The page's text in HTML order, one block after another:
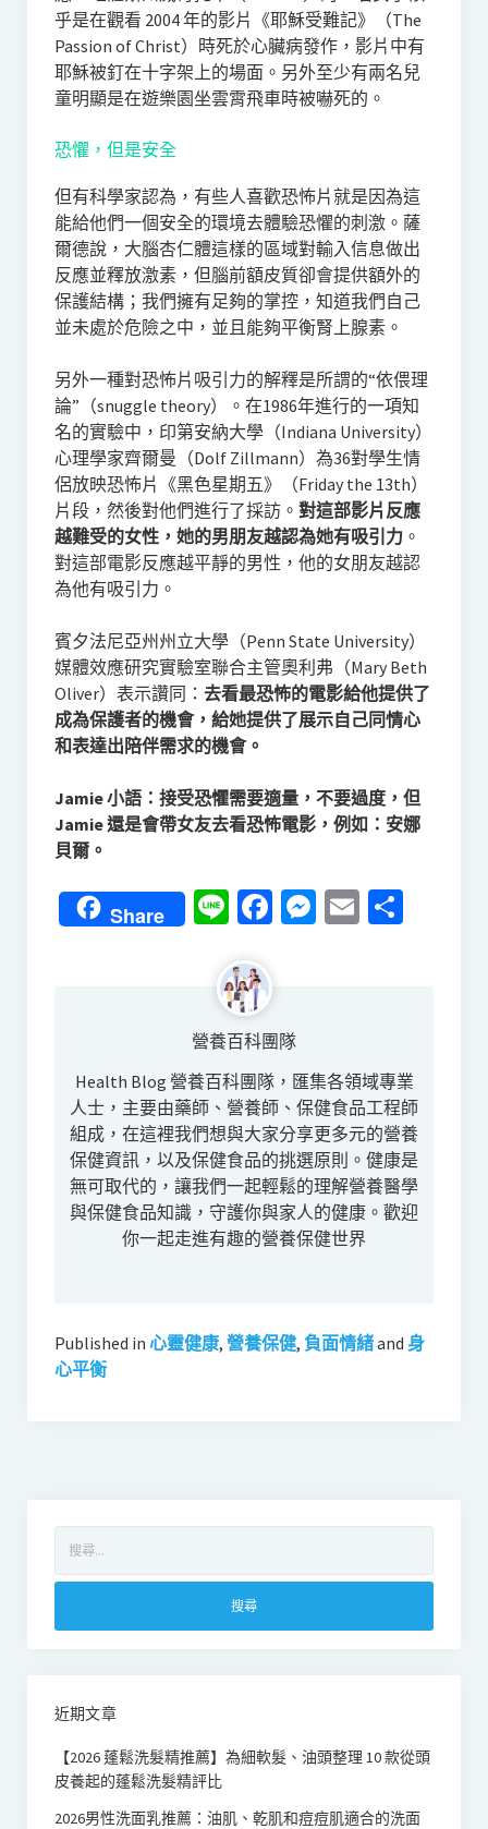
乎是在觀看 2004 年的影片《耶穌受難記》（The
Passion of Christ）時死於心臟病發作，影片中有
耶穌被釘在十字架上的場面。另外至少有兩名兒
童明顯是在遊樂園坐雲霄飛車時被嚇死的。
恐懼，但是安全
但有科學家認為，有些人喜歡恐怖片就是因為這
能給他們一個安全的環境去體驗恐懼的刺激。薩
爾德說，大腦杏仁體這樣的區域對輸入信息做出
反應並釋放激素，但腦前額皮質卻會提供額外的
保護結構；我們擁有足夠的掌控，知道我們自己
並未處於危險之中，並且能夠平衡腎上腺素。
另外一種對恐怖片吸引力的解釋是所謂的“依偎理
論”（snuggle theory）。在1986年進行的一項知
名的實驗中，印第安納大學（Indiana University）
心理學家齊爾曼（Dolf Zillmann）為36對學生情
侶放映恐怖片《黑色星期五》（Friday the 13th）
片段，然後對他們進行了採訪。 對這部影片反應
越難受的女性，她的男朋友越認為她有吸引力。
對這部電影反應越平靜的男性，他的女朋友越認
為他有吸引力。
賓夕法尼亞州州立大學（Penn State University）
媒體效應研究實驗室聯合主管奧利弗（Mary Beth
Oliver）表示讚同： 去看最恐怖的電影給他提供了
成為保護者的機會，給她提供了展示自己同情心
和表達出陪伴需求的機會。
Jamie 小語：接受恐懼需要適量，不要過度，但
Jamie 還是會帶女友去看恐怖電影，例如：安娜
貝爾。
Share LineFacebook
Messenger
Email
分
營養百科團隊
Health Blog 營養百科團隊，匯集各領域專業
人士，主要由藥師、營養師、保健食品工程師
組成，在這裡我們想與大家分享更多元的營養
保健資訊，以及保健食品的挑選原則。健康是
無可取代的，讓我們一起輕鬆的理解營養醫學
與保健食品知識，守護你與家人的健康。歡迎
你一起走進有趣的營養保健世界
Published in 心靈健康, 營養保健, 負面情緒and 身
心平衡
關
字:
近期文章
【2026 蓬鬆洗髮精推薦】為細軟髮、油頭整理 10 款從頭
皮養起的蓬鬆洗髮精評比
2026男性洗面乳推薦：油肌、乾肌和痘痘肌適合的洗面